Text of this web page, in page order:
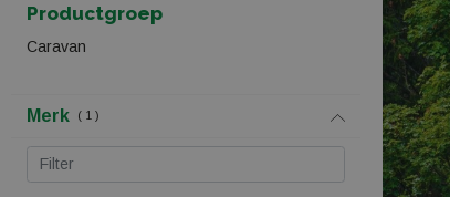
Productgroep
Caravan
Merk 1